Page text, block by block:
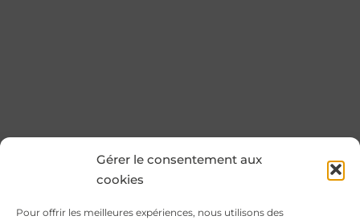
Gérer le consentement aux
cookies
Pour offrir les meilleures expériences, nous utilisons des